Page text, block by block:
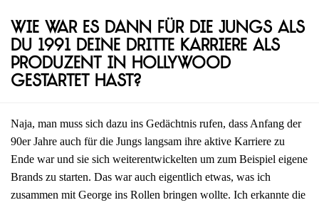
Wie war es dann für die Jungs als
du 1991 deine dritte Karriere als
Produzent in Hollywood
gestartet hast?
Naja, man muss sich dazu ins Gedächtnis rufen, dass Anfang der
90er Jahre auch für die Jungs langsam ihre aktive Karriere zu
Ende war und sie sich weiterentwickelten um zum Beispiel eigene
Brands zu starten. Das war auch eigentlich etwas, was ich
zusammen mit George ins Rollen bringen wollte. Ich erkannte die